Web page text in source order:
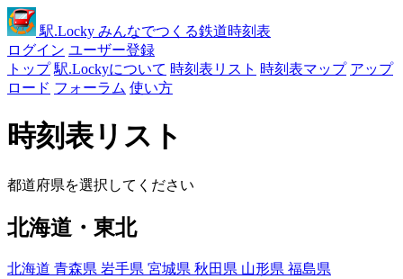
駅.Locky みんなでつくる鉄道時刻表
ログイン ユーザー登録
トップ 駅.Lockyについて 時刻表リスト 時刻表マップ アップ
ロード フォーラム 使い方
時刻表リスト
都道府県を選択してください
北海道・東北
北海道 青森県 岩手県 宮城県 秋田県 山形県 福島県